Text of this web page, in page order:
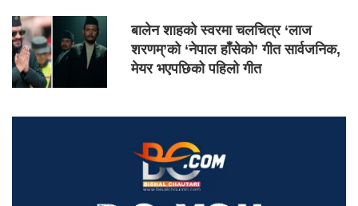
बालेन शाहको स्वरमा चलचित्र ‘लाज
शरणम्’को ‘नेपाल हाँसेको’ गीत सार्वजनिक,
मेयर भएपछिको पहिलो गीत